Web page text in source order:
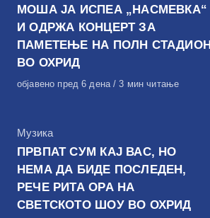
МОША ЈА ИСПЕА „НАСМЕВКА“
И ОДРЖА КОНЦЕРТ ЗА
ПАМЕТЕЊЕ НА ПОЛН СТАДИОН
ВО ОХРИД
Објавено
објавено пред 6 дена 3 мин читање
КАтегорија
Музика
ПРВПАТ СУМ КАЈ ВАС, НО
НЕМА ДА БИДЕ ПОСЛЕДЕН,
РЕЧЕ РИТА ОРА НА
СВЕТСКОТО ШОУ ВО ОХРИД